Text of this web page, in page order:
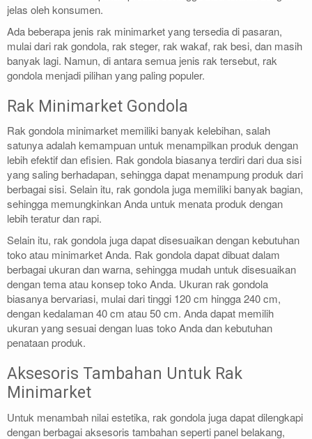
jelas oleh konsumen.
Ada beberapa jenis rak minimarket yang tersedia di pasaran,
mulai dari rak gondola, rak steger, rak wakaf, rak besi, dan masih
banyak lagi. Namun, di antara semua jenis rak tersebut, rak
gondola menjadi pilihan yang paling populer.
Rak Minimarket Gondola
Rak gondola minimarket memiliki banyak kelebihan, salah
satunya adalah kemampuan untuk menampilkan produk dengan
lebih efektif dan efisien. Rak gondola biasanya terdiri dari dua sisi
yang saling berhadapan, sehingga dapat menampung produk dari
berbagai sisi. Selain itu, rak gondola juga memiliki banyak bagian,
sehingga memungkinkan Anda untuk menata produk dengan
lebih teratur dan rapi.
Selain itu, rak gondola juga dapat disesuaikan dengan kebutuhan
toko atau minimarket Anda. Rak gondola dapat dibuat dalam
berbagai ukuran dan warna, sehingga mudah untuk disesuaikan
dengan tema atau konsep toko Anda. Ukuran rak gondola
biasanya bervariasi, mulai dari tinggi 120 cm hingga 240 cm,
dengan kedalaman 40 cm atau 50 cm. Anda dapat memilih
ukuran yang sesuai dengan luas toko Anda dan kebutuhan
penataan produk.
Aksesoris Tambahan Untuk Rak
Minimarket
Untuk menambah nilai estetika, rak gondola juga dapat dilengkapi
dengan berbagai aksesoris tambahan seperti panel belakang,